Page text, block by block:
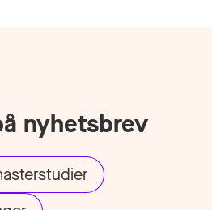
nyhetsbrev